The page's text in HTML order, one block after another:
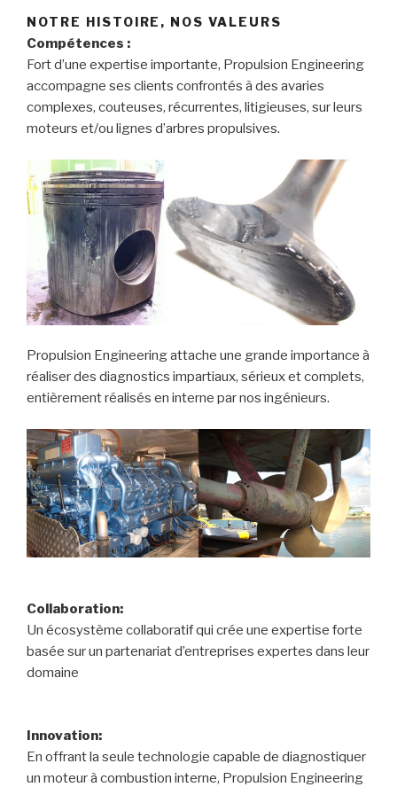
NOTRE HISTOIRE, NOS VALEURS
Compétences :
Fort d’une expertise importante, Propulsion Engineering
accompagne ses clients confrontés à des avaries
complexes, couteuses, récurrentes, litigieuses, sur leurs
moteurs et/ou lignes d’arbres propulsives.
Propulsion Engineering attache une grande importance à
réaliser des diagnostics impartiaux, sérieux et complets,
entièrement réalisés en interne par nos ingénieurs.
Collaboration:
Un écosystème collaboratif qui crée une expertise forte
basée sur un partenariat d’entreprises expertes dans leur
domaine
Innovation:
En offrant la seule technologie capable de diagnostiquer
un moteur à combustion interne, Propulsion Engineering